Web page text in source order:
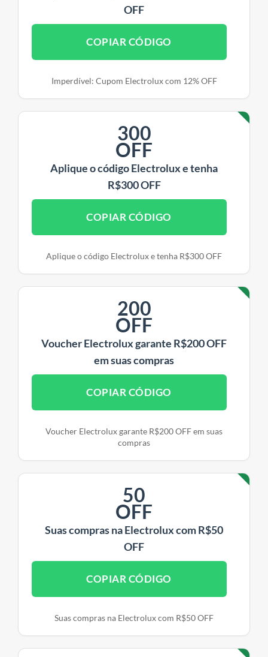
OFF
COPIAR CÓDIGO
Imperdível: Cupom Electrolux com 12% OFF
300
OFF
Aplique o código Electrolux e tenha
R$300 OFF
COPIAR CÓDIGO
Aplique o código Electrolux e tenha R$300 OFF
200
OFF
Voucher Electrolux garante R$200 OFF
em suas compras
COPIAR CÓDIGO
Voucher Electrolux garante R$200 OFF em suas
compras
50
OFF
Suas compras na Electrolux com R$50
OFF
COPIAR CÓDIGO
Suas compras na Electrolux com R$50 OFF